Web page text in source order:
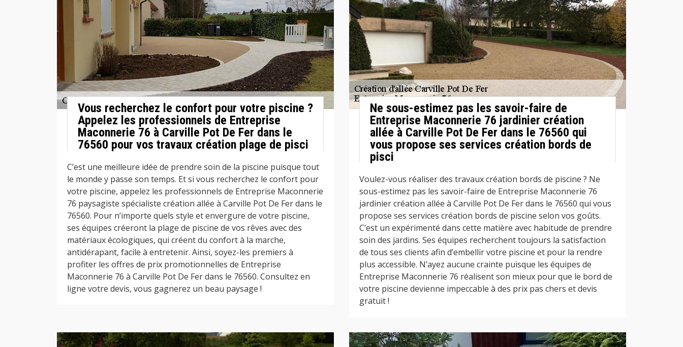
Vous recherchez le confort pour votre piscine ?
Appelez les professionnels de Entreprise
Maconnerie 76 à Carville Pot De Fer dans le
76560 pour vos travaux création plage de pisci
C’est une meilleure idée de prendre soin de la piscine puisque tout
le monde y passe son temps. Et si vous recherchez le confort pour
votre piscine, appelez les professionnels de Entreprise Maconnerie
76 paysagiste spécialiste création allée à Carville Pot De Fer dans le
76560. Pour n’importe quels style et envergure de votre piscine,
ses équipes créeront la plage de piscine de vos rêves avec des
matériaux écologiques, qui créent du confort à la marche,
antidérapant, facile à entretenir. Ainsi, soyez-les premiers à
profiter les offres de prix promotionnelles de Entreprise
Maconnerie 76 à Carville Pot De Fer dans le 76560. Consultez en
ligne votre devis, vous gagnerez un beau paysage !
Ne sous-estimez pas les savoir-faire de
Entreprise Maconnerie 76 jardinier création
allée à Carville Pot De Fer dans le 76560 qui
vous propose ses services création bords de
pisci
Voulez-vous réaliser des travaux création bords de piscine ? Ne
sous-estimez pas les savoir-faire de Entreprise Maconnerie 76
jardinier création allée à Carville Pot De Fer dans le 76560 qui vous
propose ses services création bords de piscine selon vos goûts.
C’est un expérimenté dans cette matière avec habitude de prendre
soin des jardins. Ses équipes recherchent toujours la satisfaction
de tous ses clients afin d’embellir votre piscine et pour la rendre
plus accessible. N’ayez aucune crainte puisque les équipes de
Entreprise Maconnerie 76 réalisent son mieux pour que le bord de
votre piscine devienne impeccable à des prix pas chers et devis
gratuit !